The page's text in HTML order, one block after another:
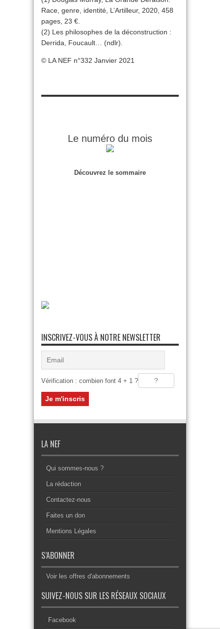
Race, genre, identité, L’Artilleur, 2020, 458
pages, 23 €.
(2) Les philoso­phes de la déconstruction :
Derrida, Foucault… (ndlr).
© LA NEF n°332 Janvier 2021
Le numéro du mois
Découvrez le sommaire
INSCRIVEZ-VOUS À NOTRE NEWSLETTER
Vérification : combien font 4 + 1 ?
LA NEF
Qui sommes-nous ?
La rédaction
Contactez-nous
Faites un don
Mentions Légales
S’ABONNER
Voir les offres d'abonnements
SUIVEZ-NOUS SUR LES RÉSEAUX SOCIAUX
Facebook